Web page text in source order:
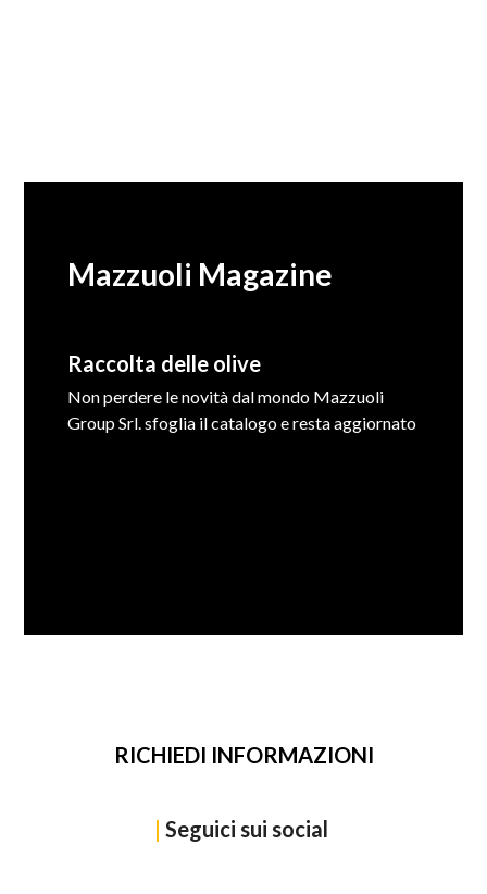
Mazzuoli Magazine
Raccolta delle olive
Non perdere le novità dal mondo Mazzuoli
Group Srl. sfoglia il catalogo e resta aggiornato
RICHIEDI INFORMAZIONI
| Seguici sui social